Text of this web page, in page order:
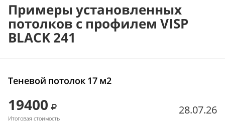
Примеры установленных
потолков с профилем VISP
BLACK 241
Теневой потолок 17 м2
19400
Итоговая стоимость
28.07.26